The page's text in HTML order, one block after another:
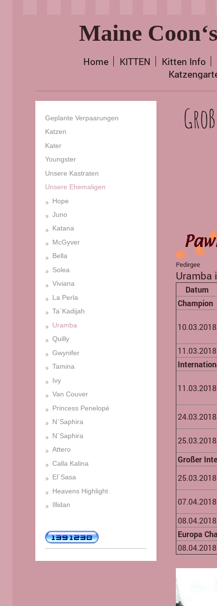
Maine
Home KITTEN Kitten Info
Pedirgee
Uramba
Datum
Champion
10.03.2018
11.03.2018
11.03.2018
24.03.2018
25.03.2018
Großer
25.03.2018
07.04.2018
08.04.2018
Europa
08.04.2018
Geplante Verpaarungen
Katzen
Kater
Youngster
Unsere Kastraten
Unsere Ehemaligen
Hope
Juno
Katana
McGyver
Bella
Solea
Viviana
La Perla
Ta´Kadijah
Uramba
Quilly
Gwynifer
Tamina
Ivy
Van Couver
Princess Penelopé
N´Saphira
N´Saphira
Attero
Calla Kalina
El´Sasa
Heavens Highlight
Illidan